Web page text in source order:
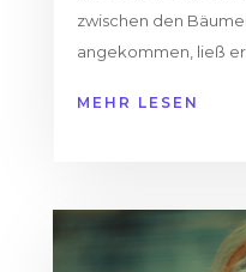
zwischen den
angekommen, ließ er
MEHR LESEN